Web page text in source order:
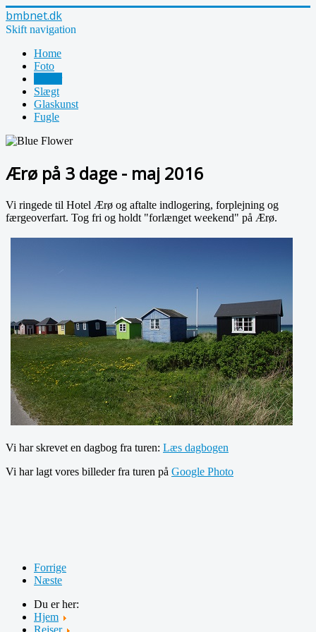
bmbnet.dk
Skift navigation
Home
Foto
Slægt
Glaskunst
Fugle
Ærø på 3 dage - maj 2016
Vi ringede til Hotel Ærø og aftalte indlogering, forplejning og
færgeoverfart. Tog fri og holdt "forlænget weekend" på Ærø.
Vi har skrevet en dagbog fra turen: Læs dagbogen
Vi har lagt vores billeder fra turen på Google Photo
Forrige
Næste
Du er her:
Hjem
Rejser